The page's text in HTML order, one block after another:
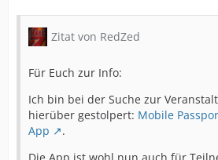
Zitat von RedZed
Für Euch zur Info:
Ich bin bei der Suche zur
hierüber gestolpert: Mobile
App
.
Die App ist wohl nun auch für